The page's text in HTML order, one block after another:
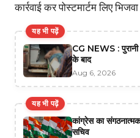
कार्रवाई कर पोस्टमार्टम लिए
यह भी पढ़ें
CG NEWS : पुरानी
के बाद
Aug 6, 2026
यह भी पढ़ें
कांग्रेस का
सचिव